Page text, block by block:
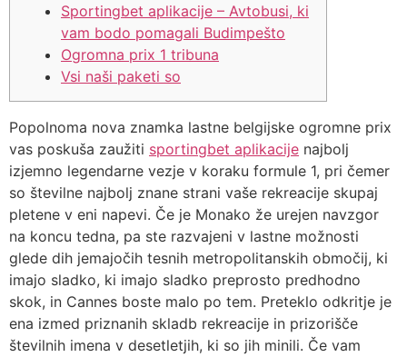
Sportingbet aplikacije – Avtobusi, ki
vam bodo pomagali Budimpešto
Ogromna prix 1 tribuna
Vsi naši paketi so
Popolnoma nova znamka lastne belgijske ogromne prix
vas poskuša zaužiti sportingbet aplikacije najbolj
izjemno legendarne vezje v koraku formule 1, pri čemer
so številne najbolj znane strani vaše rekreacije skupaj
pletene v eni napevi. Če je Monako že urejen navzgor
na koncu tedna, pa ste razvajeni v lastne možnosti
glede dih jemajočih tesnih metropolitanskih območij, ki
imajo sladko, ki imajo sladko preprosto predhodno
skok, in Cannes boste malo po tem. Preteklo odkritje je
ena izmed priznanih skladb rekreacije in prizorišče
številnih imena v desetletjih, ki so jih minili. Če vam